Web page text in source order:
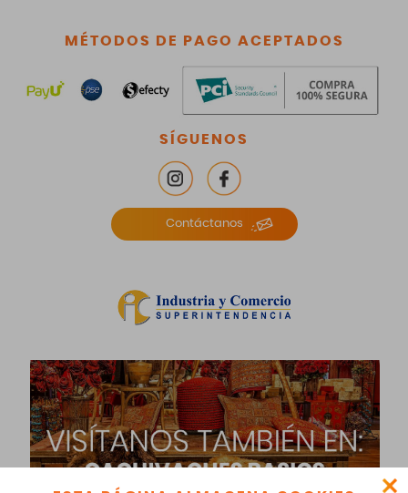
MÉTODOS DE PAGO ACEPTADOS
SÍGUENOS
Contáctanos